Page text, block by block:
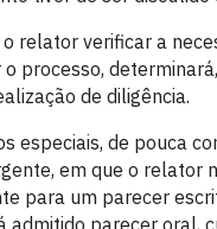
o relator verificar a
processo,
de diligência.
especiais, de pouca
em que o relator
para um parecer
admitido parecer oral,